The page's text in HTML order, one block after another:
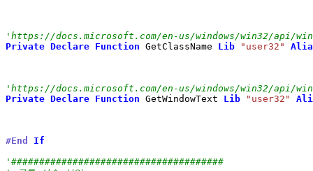
'https://docs.microsoft.com/en-us/windows/win32/api/
Private Declare Function GetClassName Lib "user32"
'https://docs.microsoft.com/en-us/windows/win32/api/
Private Declare Function GetWindowText Lib "user32"
#End
If
'######################################